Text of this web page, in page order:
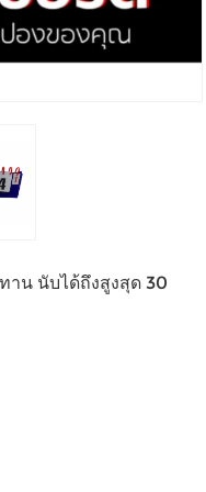
น นับได้ถึงสูงสุด 30